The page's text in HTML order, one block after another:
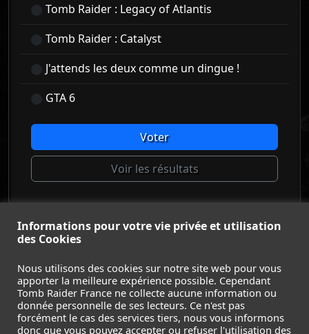
Tomb Raider : Legacy of Atlantis
Tomb Raider : Catalyst
J'attends les deux comme un dingue !
GTA 6
Voter
Voir les résultats
Informations pour votre vie privée et utilisation
des Cookies
Nous utilisons des cookies sur notre site web pour vous
apporter la meilleure expérience possible. Cependant
Tomb Raider France ne collecte aucune information ou
donnée personnelle de ses lecteurs. Ce n'est pas
forcément le cas des services tiers, nous vous informons
donc que vous pouvez accepter ou refuser l'utilisation des
© Tomb Raider France 2008 - 2026
Lara Croft et Tomb Raider sont des marques déposées
Square Enix Ltd.
ACCUEIL- TOMB RAIDER- LEGACY OF ATLANTIS
CATALYST - LARA CROFT- FILMS - CONTACT-
MENTIONS LÉGALES / CGU-